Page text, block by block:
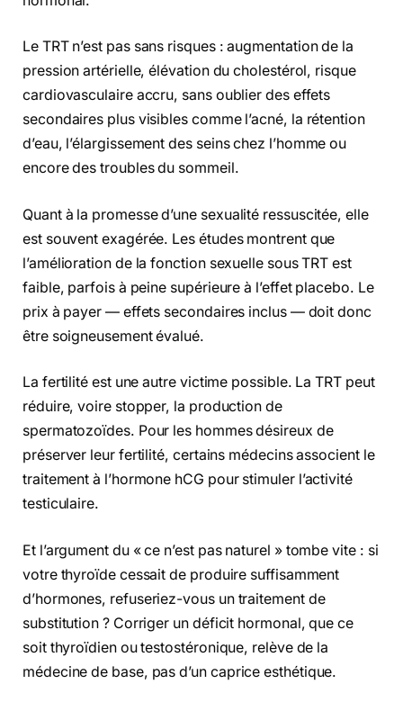
Le TRT n’est pas sans risques : augmentation de la
pression artérielle, élévation du cholestérol, risque
cardiovasculaire accru, sans oublier des effets
secondaires plus visibles comme l’acné, la rétention
d’eau, l’élargissement des seins chez l’homme ou
encore des troubles du sommeil.
Quant à la promesse d’une sexualité ressuscitée, elle
est souvent exagérée. Les études montrent que
l’amélioration de la fonction sexuelle sous TRT est
faible, parfois à peine supérieure à l’effet placebo. Le
prix à payer — effets secondaires inclus — doit donc
être soigneusement évalué.
La fertilité est une autre victime possible. La TRT peut
réduire, voire stopper, la production de
spermatozoïdes. Pour les hommes désireux de
préserver leur fertilité, certains médecins associent le
traitement à l’hormone hCG pour stimuler l’activité
testiculaire.
Et l’argument du « ce n’est pas naturel » tombe vite : si
votre thyroïde cessait de produire suffisamment
d’hormones, refuseriez-vous un traitement de
substitution ? Corriger un déficit hormonal, que ce
soit thyroïdien ou testostéronique, relève de la
médecine de base, pas d’un caprice esthétique.